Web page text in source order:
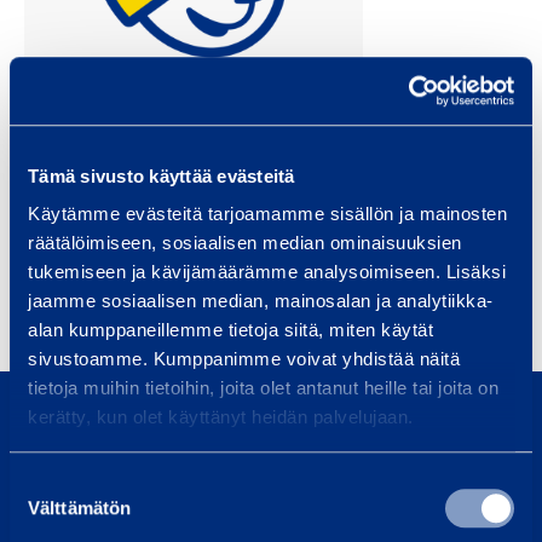
Tämä sivusto käyttää evästeitä
Käytämme evästeitä tarjoamamme sisällön ja mainosten
räätälöimiseen, sosiaalisen median ominaisuuksien
tukemiseen ja kävijämäärämme analysoimiseen. Lisäksi
jaamme sosiaalisen median, mainosalan ja analytiikka-
alan kumppaneillemme tietoja siitä, miten käytät
sivustoamme. Kumppanimme voivat yhdistää näitä
tietoja muihin tietoihin, joita olet antanut heille tai joita on
kerätty, kun olet käyttänyt heidän palvelujaan.
valinta
Välttämätön
Seela Siljamäki
Project Office Manager
0800 171 414
Soita meille, olemme täällä auttaaksemme sinua
Vastaamme tavallisesti vuorokauden sisällä